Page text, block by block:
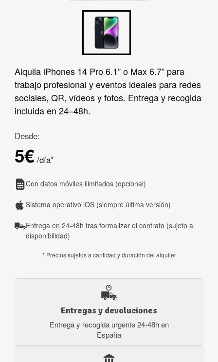
Alquila iPhones 14 Pro 6.1” o Max 6.7” para
trabajo profesional y eventos ideales para redes
sociales, QR, vídeos y fotos. Entrega y recogida
incluida en 24–48h.
Desde:
5€ /día*
Con datos móviles ilimitados (opcional)
Sistema operativo iOS (siempre última versión)
Entrega en 24-48h tras formalizar el contrato (sujeto a
disponibilidad)
* Precios sujetos a cantidad y duración del alquiler
Entregas y devoluciones
Entrega y recogida urgente 24-48h en
España